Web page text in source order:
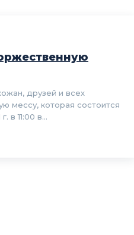
друзей и всех
мессу, которая состоится
в 11:00 в...